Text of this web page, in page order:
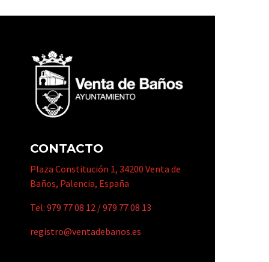
CONTACTO
Plaza Constitución 1, 34200 Venta de
Baños, Palencia, España
Tel: 979 77 08 12 /979 77 08 13
registro@ventadebanos.es